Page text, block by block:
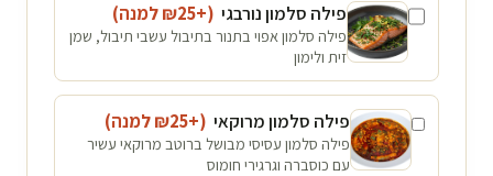
פילה סלמון נורבגי (+₪
25 למנה)
פילה סלמון אפוי בתנור בתיבול עשבי תיבול, שמן
זית ולימון
פילה סלמון מרוקאי (+₪
25 למנה)
פילה סלמון עסיסי מבושל ברוטב מרוקאי עשיר
עם כוסברה וגרגירי חומוס